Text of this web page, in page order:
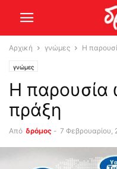
Αρχική γνώμες Η
γνώμες
Η παρουσία
πράξη
Από δρόμος - 7 Φεβρουαρίου,